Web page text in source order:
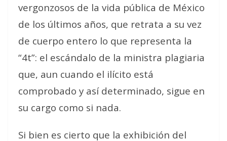
vergonzosos de la vida pública de México
de los últimos años, que retrata a su vez
de cuerpo entero lo que representa la
“4t”: el escándalo de la ministra plagiaria
que, aun cuando el ilícito está
comprobado y así determinado, sigue en
su cargo como si nada.
Si bien es cierto que la exhibición del